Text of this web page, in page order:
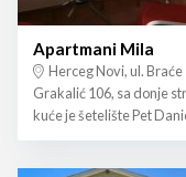
Apartmani Mila
Herceg Novi, ul. Braće
Grakalić 106, sa donje
kuće je šetelište Pet